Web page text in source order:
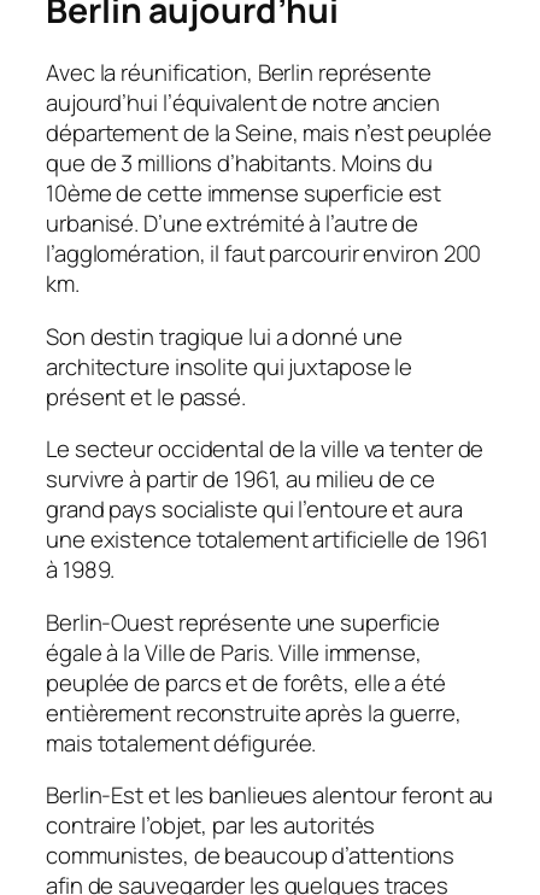
Berlin aujourd’hui
Avec la réunification, Berlin représente
aujourd’hui l’équivalent de notre ancien
département de la Seine, mais n’est peuplée
que de 3 millions d’habitants. Moins du
10ème de cette immense superficie est
urbanisé. D’une extrémité à l’autre de
l’agglomération, il faut parcourir environ 200
km.
Son destin tragique lui a donné une
architecture insolite qui juxtapose le
présent et le passé.
Le secteur occidental de la ville va tenter de
survivre à partir de 1961, au milieu de ce
grand pays socialiste qui l’entoure et aura
une existence totalement artificielle de 1961
à 1989.
Berlin-Ouest représente une superficie
égale à la Ville de Paris. Ville immense,
peuplée de parcs et de forêts, elle a été
entièrement reconstruite après la guerre,
mais totalement défigurée.
Berlin-Est et les banlieues alentour feront au
contraire l’objet, par les autorités
communistes, de beaucoup d’attentions
afin de sauvegarder les quelques traces